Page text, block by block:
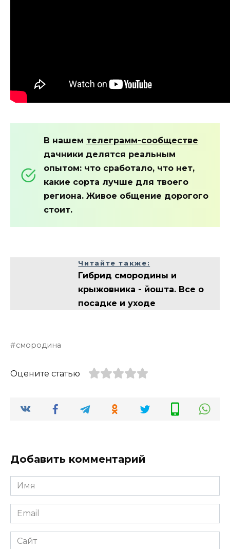
В нашем телеграмм-сообществе
дачники делятся реальным
опытом: что сработало, что нет,
какие сорта лучше для твоего
региона. Живое общение дорогого
стоит.
Читайте также:
Гибрид смородины и
крыжовника - йошта. Все о
посадке и уходе
смородина
Оцените статью
Добавить комментарий
Имя
*
Email
*
Сайт